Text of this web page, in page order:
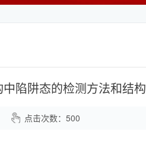
陷阱态的检测方法和结构
点击次数：500